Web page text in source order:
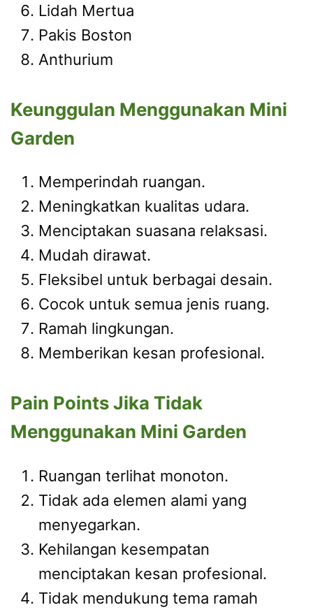
Lidah Mertua
Pakis Boston
Anthurium
Keunggulan Menggunakan Mini
Garden
Memperindah ruangan.
Meningkatkan kualitas udara.
Menciptakan suasana relaksasi.
Mudah dirawat.
Fleksibel untuk berbagai desain.
Cocok untuk semua jenis ruang.
Ramah lingkungan.
Memberikan kesan profesional.
Pain Points Jika Tidak
Menggunakan Mini Garden
Ruangan terlihat monoton.
Tidak ada elemen alami yang
menyegarkan.
Kehilangan kesempatan
menciptakan kesan profesional.
Tidak mendukung tema ramah